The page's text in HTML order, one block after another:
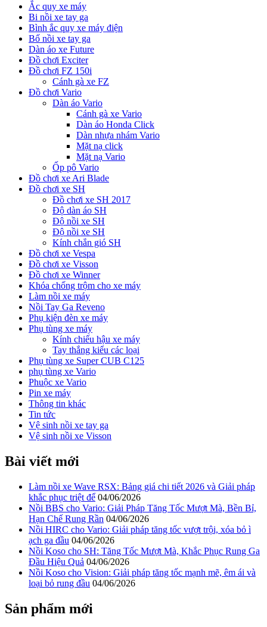
Ắc quy xe máy
Bi nồi xe tay ga
Bình ắc quy xe máy điện
Bố nồi xe tay ga
Dàn áo xe Future
Đồ chơi Exciter
Đồ chơi FZ 150i
Cánh gà xe FZ
Đồ chơi Vario
Dàn áo Vario
Cánh gà xe Vario
Dàn áo Honda Click
Dàn nhựa nhám Vario
Mặt nạ click
Mặt nạ Vario
Ốp pô Vario
Đồ chơi xe Ari Blade
Đồ chơi xe SH
Đồ chơi xe SH 2017
Độ dàn áo SH
Độ nồi xe SH
Độ nồi xe SH
Kính chắn gió SH
Đồ chơi xe Vespa
Đồ chơi xe Visson
Đồ chơi xe Winner
Khóa chống trộm cho xe máy
Làm nồi xe máy
Nồi Tay Ga Reveno
Phụ kiện đèn xe máy
Phụ tùng xe máy
Kính chiếu hậu xe máy
Tay thắng kiểu các loại
Phụ tùng xe Super CUB C125
phụ tùng xe Vario
Phuộc xe Vario
Pin xe máy
Thông tin khác
Tin tức
Vệ sinh nồi xe tay ga
Vệ sinh nồi xe Visson
Bài viết mới
Làm nồi xe Wave RSX: Bảng giá chi tiết 2026 và Giải pháp
khắc phục triệt để 04/06/2026
Nồi BBS cho Vario: Giải Pháp Tăng Tốc Mượt Mà, Bền Bỉ,
Hạn Chế Rung Rần 04/06/2026
Nồi HIRC cho Vario: Giải pháp tăng tốc vượt trội, xóa bỏ ì
ạch ga đầu 04/06/2026
Nồi Koso cho SH: Tăng Tốc Mượt Mà, Khắc Phục Rung Ga
Đầu Hiệu Quả 04/06/2026
Nồi Koso cho Vision: Giải pháp tăng tốc mạnh mẽ, êm ái và
loại bỏ rung đầu 04/06/2026
Sản phẩm mới